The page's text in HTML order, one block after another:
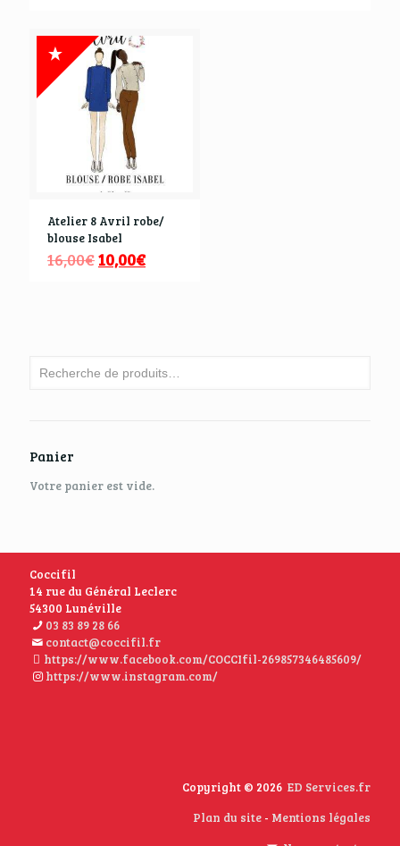
Atelier 8 Avril robe/
blouse Isabel
16,00€10,00€
Panier
Votre panier est vide.
Coccifil
14 rue du Général Leclerc
54300 Lunéville
03 83 89 28 66
contact@coccifil.fr
https://www.facebook.com/COCCIfil-269857346485609/
https://www.instagram.com/
Copyright © 2026 ED Services.fr
Plan du site - Mentions légales